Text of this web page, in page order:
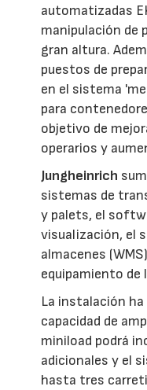
automatizadas
manipulación de
gran altura.
puestos de
en el sistema
para
objetivo de
operarios y
Jungheinrich
sistemas de
y palets, el
visualización, el
almacenes
equipamiento de
La instalación
capacidad de
miniload podrá
adicionales y el
hasta tres